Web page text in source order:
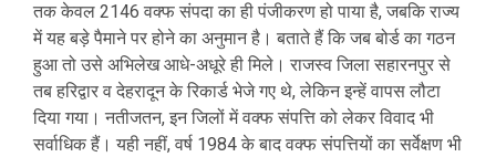
तक केवल 2146 वक्फ संपदा का ही पंजीकरण हो पाया है, जबकि राज्य
में यह बड़े पैमाने पर होने का अनुमान है। बताते हैं कि जब बोर्ड का गठन
हुआ तो उसे अभिलेख आधे-अधूरे ही मिले। राजस्व जिला सहारनपुर से
तब हरिद्वार व देहरादून के रिकार्ड भेजे गए थे, लेकिन इन्हें वापस लौटा
दिया गया। नतीजतन, इन जिलों में वक्फ संपत्ति को लेकर विवाद भी
सर्वाधिक हैं। यही नहीं, वर्ष 1984 के बाद वक्फ संपत्तियों का सर्वेक्षण भी